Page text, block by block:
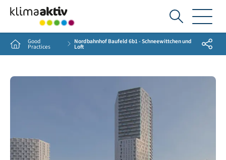
Ich
suche...
Home Good
Practices
Nordbahnhof Baufeld 6b1 - Schneewittchen und
Loft Share